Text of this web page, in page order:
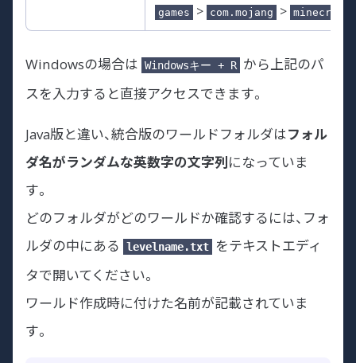
games > com.mojang >
Windowsの場合は Windowsキー + R から上記のパ
スを入力すると直接アクセスできます。
Java版と違い、統合版のワールドフォルダはフォル
ダ名がランダムな英数字の文字列になっていま
す。
どのフォルダがどのワールドか確認するには、フォ
ルダの中にある
levelname.txt
をテキストエディ
タで開いてください。
ワールド作成時に付けた名前が記載されていま
す。